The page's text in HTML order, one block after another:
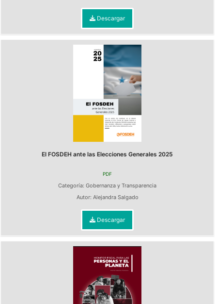
Descargar
El FOSDEH ante las Elecciones Generales 2025
PDF
Categoría: Gobernanza y Transparencia
Autor: Alejandra Salgado
Descargar